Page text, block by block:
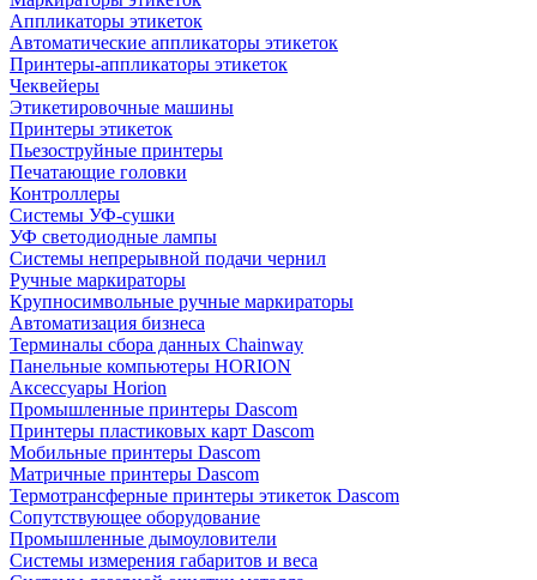
Аппликаторы этикеток
Автоматические аппликаторы этикеток
Принтеры-аппликаторы этикеток
Чеквейеры
Этикетировочные машины
Принтеры этикеток
Пьезоструйные принтеры
Печатающие головки
Контроллеры
Системы УФ-сушки
УФ светодиодные лампы
Системы непрерывной подачи чернил
Ручные маркираторы
Крупносимвольные ручные маркираторы
Автоматизация бизнеса
Терминалы сбора данных Chainway
Панельные компьютеры HORION
Аксессуары Horion
Промышленные принтеры Dascom
Принтеры пластиковых карт Dascom
Мобильные принтеры Dascom
Матричные принтеры Dascom
Термотрансферные принтеры этикеток Dascom
Сопутствующее оборудование
Промышленные дымоуловители
Системы измерения габаритов и веса